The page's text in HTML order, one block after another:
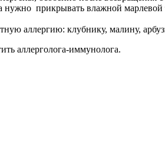
нужно прикрывать влажной
аллергию: клубнику, малину,
аллерголога-иммунолога.